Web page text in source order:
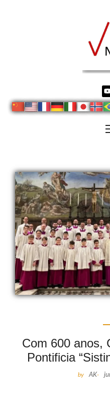
Com 600 anos,
Pontificia
by AK-